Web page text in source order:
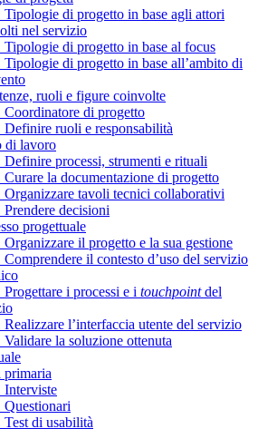
Tipologie di progetto in base agli attori
nel servizio
Tipologie di progetto in base al focus
Tipologie di progetto in base all’ambito di
ruoli e figure coinvolte
Coordinatore di progetto
Definire ruoli e responsabilità
di lavoro
Definire processi, strumenti e rituali
Curare la documentazione di progetto
Organizzare tavoli tecnici collaborativi
Prendere decisioni
progettuale
Organizzare il progetto e la sua gestione
Comprendere il contesto d’uso del servizio
Progettare i processi e i touchpointdel
Realizzare l’interfaccia utente del servizio
Validare la soluzione ottenuta
primaria
Interviste
Questionari
Test di usabilità